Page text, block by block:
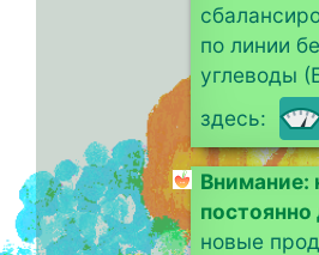
по линии
углеводы
здесь:
Внимание:
новые